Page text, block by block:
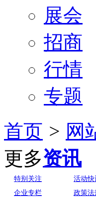
展会
招商
行情
专题
首页 > 网
更多资讯
特别关注 活动快
企业专栏
政策法